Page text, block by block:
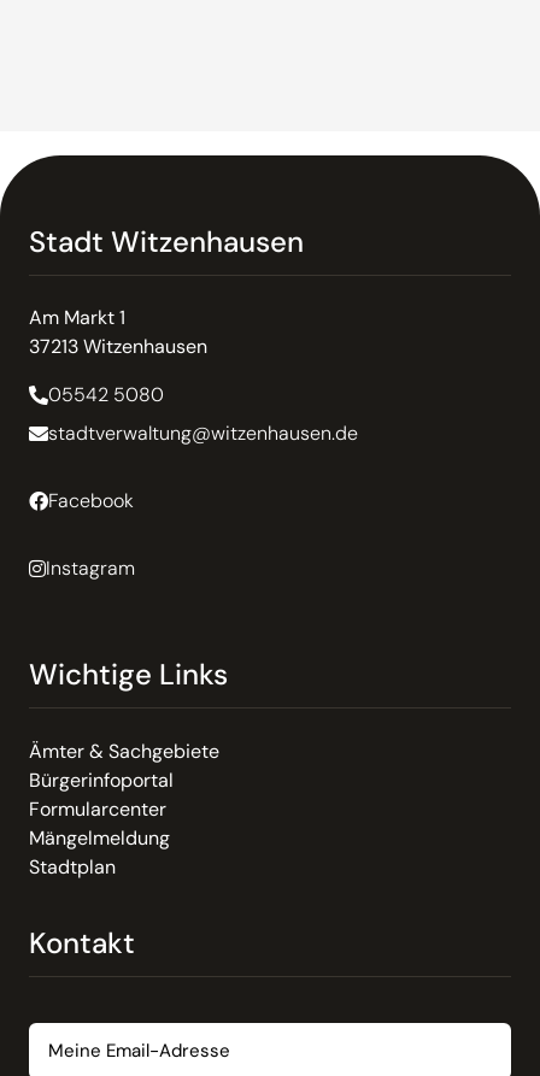
Stadt Witzenhausen
Am Markt 1
37213 Witzenhausen
05542 5080
stadtverwaltung@witzenhausen.de
Facebook
Instagram
Wichtige Links
Ämter & Sachgebiete
Bürgerinfoportal
Formularcenter
Mängelmeldung
Stadtplan
Kontakt